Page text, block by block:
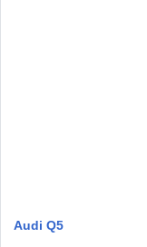
Audi Q5